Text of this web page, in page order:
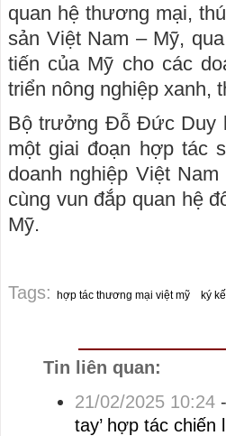
quan hệ thương mại,
sản Việt Nam – Mỹ,
tiến của Mỹ cho các
triển nông nghiệp xanh,
Bộ trưởng Đỗ Đức Duy
một giai đoạn hợp tác
doanh nghiệp Việt
cùng vun đắp quan hệ
Mỹ.
Tags: hợp tác thương mại việt mỹ ký
Tin liên quan:
21/02/2025 10:24-
tay’ hợp tác chiến